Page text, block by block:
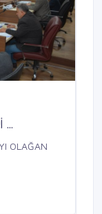
...
OLAĞAN